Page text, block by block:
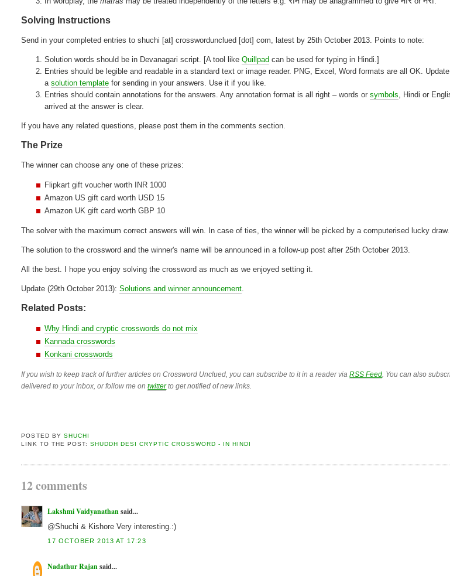
Solving Instructions
Send in your completed entries to shuchi [at] crosswordunclued [dot] com, latest by 25th October 2013. Points to note:
Solution words should be in Devanagari script. [A tool likeQuillpad can be used for typing in Hindi.]
Entries should be legible and readable in a standard text or image reader. PNG, Excel, Word formats are all OK.
asolution template for sending in your answers. Use it if you like.
Entries should contain annotations for the answers. Any annotation format is all right – words orsymbols , Hindi or
arrived at the answer is clear.
If you have any related questions, please post them in the comments section.
The Prize
The winner can choose any one of these prizes:
Flipkart gift voucher worth INR 1000
Amazon US gift card worth USD 15
Amazon UK gift card worth GBP 10
The solver with the maximum correct answers will win. In case of ties, the winner will be picked by a computerised lucky draw.
The solution to the crossword and the winner's name will be announced in a follow-up post after 25th October 2013.
All the best. I hope you enjoy solving the crossword as much as we enjoyed setting it.
Update (29th October 2013):Solutions and winner announcement
Related Posts:
Why Hindi and cryptic crosswords do not mix
Kannada crosswords
Konkani crosswords
If you wish to keep track of further articles on Crossword Unclued, you can subscribe to it in a reader viaRSS Feed . You can also
delivered to your inbox, or follow me ontwitterto get notified of new links.
POSTED BY SHUCHI
LINK TO THE POST: SHUDDH DESI CRYPTIC CROSSWORD - IN HINDI
12 comments
Lakshmi Vaidyanathansaid...
@Shuchi & Kishore Very interesting.:)
17 OCTOBER 2013 AT 17:23
Nadathur Rajansaid...